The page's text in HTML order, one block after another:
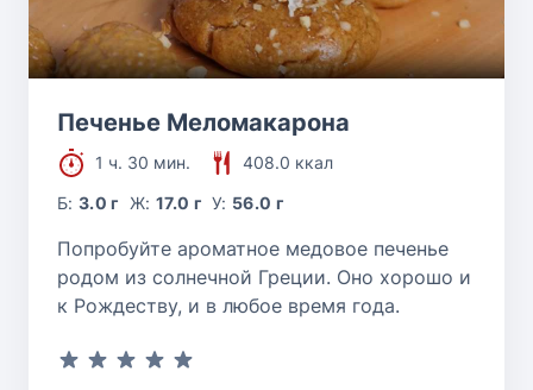
Печенье Меломакарона
1 ч. 30 мин.
408.0 ккал
Б:3.0 г Ж: 17.0 г У: 56.0 г
Попробуйте ароматное медовое печенье
родом из солнечной Греции. Оно хорошо и
к Рождеству, и в любое время года.